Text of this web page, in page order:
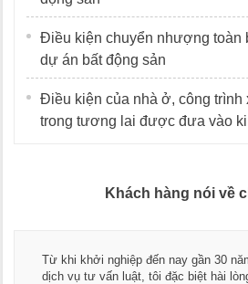
Điều kiện chuyển nhượng toàn
dự án bất động sản
Điều kiện của nhà ở, công trình
trong tương lai được đưa vào
Khách hàng nói về
Từ khi khởi nghiệp đến nay gần 30
dịch vụ tư vấn luật, tôi đặc biệt hài